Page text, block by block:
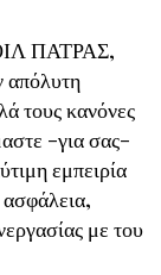
ΠΑΤΡΑΣ,
απόλυτη
τους κανόνες
-για σας-
εμπειρία
με του